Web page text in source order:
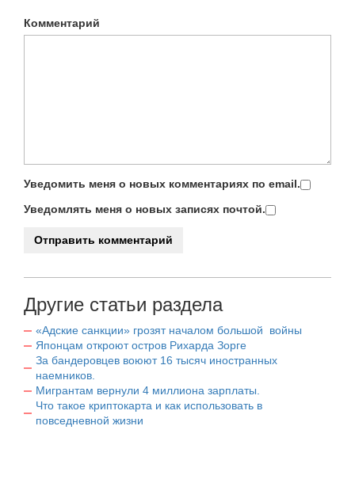
Комментарий
Уведомить меня о новых комментариях по email.
Уведомлять меня о новых записях почтой.
Другие статьи раздела
«Адские санкции» грозят началом большой войны
Японцам откроют остров Рихарда Зорге
За бандеровцев воюют 16 тысяч иностранных
наемников.
Мигрантам вернули 4 миллиона зарплаты.
Что такое криптокарта и как использовать в
повседневной жизни